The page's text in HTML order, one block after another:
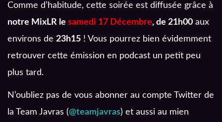
Comme d’habitude, cette soirée est diffusée grâce à
notre MixLR le samedi 17 Décembre, de 21h00 aux
environs de 23h15 ! Vous pourrez bien évidemment
retrouver cette émission en podcast un petit peu
plus tard.
N’oubliez pas de vous abonner au compte Twitter de
la Team Javras (@teamjavras) et aussi au mien